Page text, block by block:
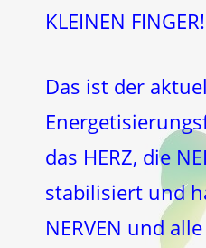
KLEINEN FINGER!
Das ist der
das HERZ, die
stabilisiert und
NERVEN und